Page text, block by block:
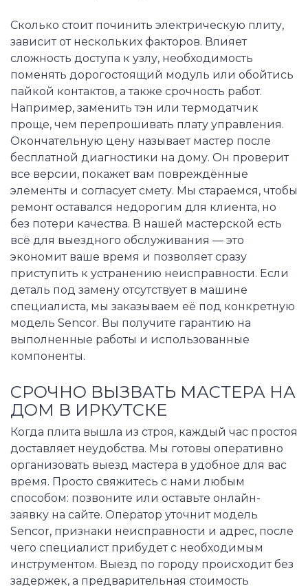
Сколько стоит починить электрическую плиту,
зависит от нескольких факторов. Влияет
сложность доступа к узлу, необходимость
поменять дорогостоящий модуль или обойтись
пайкой контактов, а также срочность работ.
Например, заменить тэн или термодатчик
проще, чем перепрошивать плату управления.
Окончательную цену называет мастер после
бесплатной диагностики на дому. Он проверит
все версии, покажет вам повреждённые
элементы и согласует смету. Мы стараемся, чтобы
ремонт оставался недорогим для клиента, но
без потери качества. В нашей мастерской есть
всё для выездного обслуживания — это
экономит ваше время и позволяет сразу
приступить к устранению неисправности. Если
деталь под замену отсутствует в машине
специалиста, мы заказываем её под конкретную
модель Sencor. Вы получите гарантию на
выполненные работы и использованные
компоненты.
СРОЧНО ВЫЗВАТЬ МАСТЕРА НА
ДОМ В ИРКУТСКЕ
Когда плита вышла из строя, каждый час простоя
доставляет неудобства. Мы готовы оперативно
организовать выезд мастера в удобное для вас
время. Просто свяжитесь с нами любым
способом: позвоните или оставьте онлайн-
заявку на сайте. Оператор уточнит модель
Sencor, признаки неисправности и адрес, после
чего специалист прибудет с необходимым
инструментом. Выезд по городу происходит без
задержек, а предварительная стоимость